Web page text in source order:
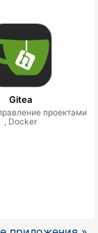
Gitea
проектами
Docker